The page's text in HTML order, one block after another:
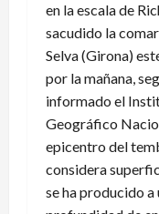
en la escala de
sacudido la
Selva (Girona)
por la mañana,
informado el
Geográfico
epicentro del
considera
se ha producido a